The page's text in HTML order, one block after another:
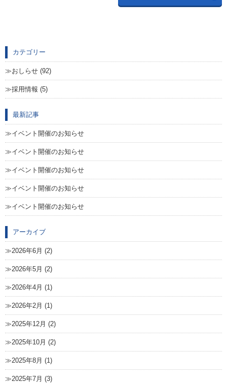
カテゴリー
おしらせ (92)
採用情報 (5)
最新記事
イベント開催のお知らせ
イベント開催のお知らせ
イベント開催のお知らせ
イベント開催のお知らせ
イベント開催のお知らせ
アーカイブ
2026年6月 (2)
2026年5月 (2)
2026年4月 (1)
2026年2月 (1)
2025年12月 (2)
2025年10月 (2)
2025年8月 (1)
2025年7月 (3)